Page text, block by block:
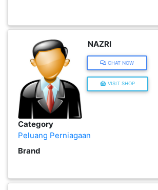
NAZRI
CHAT NOW
VISIT SHOP
Category
Peluang Perniagaan
Brand
BARANG
PERIBADI(4)
PEKERJAAN(0)
SERVIS(17)
HARTA
BENDA(1)
LAIN-